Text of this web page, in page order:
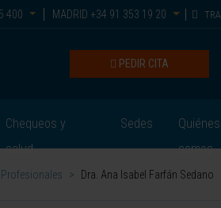
400 MADRID +34 91 353 19 20
PEDIR CITA
Chequeos y
salud
Sedes
Quiénes
somos
Profesionales > Dra. Ana Isabel Farfán Sedano